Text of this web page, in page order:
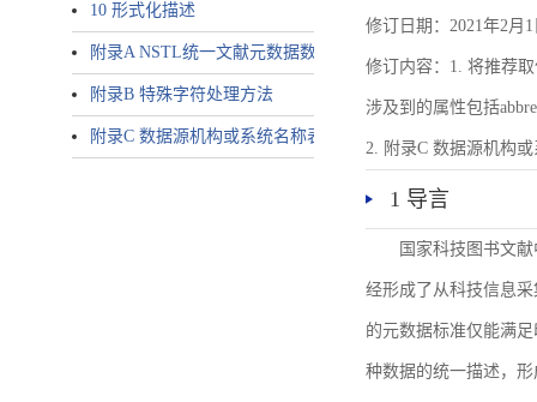
10 形式化描述
附录A NSTL统一文献元数据数据唯一标识符规则
附录B 特殊字符处理方法
附录C 数据源机构或系统名称表
修订日期：2021年2月1
修订内容：1. 将推荐
涉及到的属性包括
2. 附录C 数据源机构或
1 导言
国家科技图书文
经形成了从科技信息
的元数据标准仅能满
种数据的统一描述，